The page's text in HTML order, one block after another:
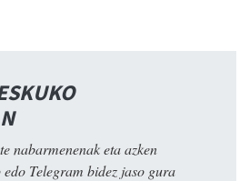
nabarmenenak eta azken
Telegram bidez jaso gura